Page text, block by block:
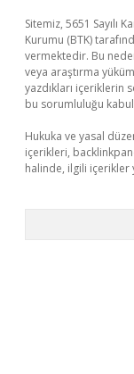
Sitemiz, 5651 Sayılı
Kurumu (BTK)
vermektedir. Bu
veya araştırma
yazdıkları içeriklerin
bu sorumluluğu kabul
Hukuka ve yasal
içerikleri,
halinde, ilgili içerikler